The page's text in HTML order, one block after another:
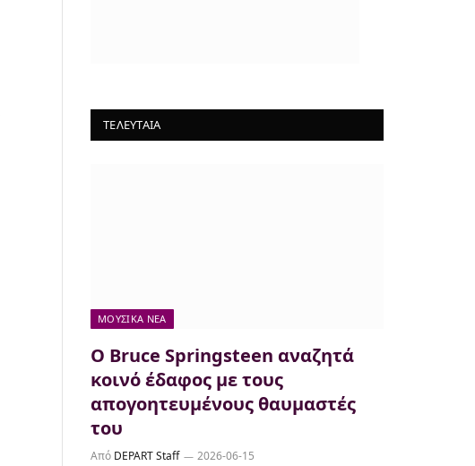
ΤΕΛΕΥΤΑΙΑ
ΜΟΥΣΙΚΆ ΝΈΑ
Ο Bruce Springsteen αναζητά
κοινό έδαφος με τους
απογοητευμένους θαυμαστές
του
Από DEPART Staff 2026-06-15